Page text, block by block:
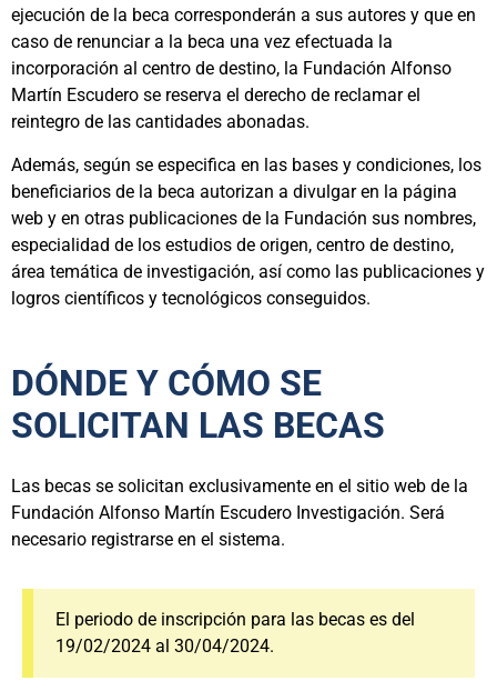
ejecución de la beca corresponderán a sus autores y que en
caso de renunciar a la beca una vez efectuada la
incorporación al centro de destino, la Fundación Alfonso
Martín Escudero se reserva el derecho de reclamar el
reintegro de las cantidades abonadas.
Además, según se especifica en las bases y condiciones, los
beneficiarios de la beca autorizan a divulgar en la página
web y en otras publicaciones de la Fundación sus nombres,
especialidad de los estudios de origen, centro de destino,
área temática de investigación, así como las publicaciones y
logros científicos y tecnológicos conseguidos.
DÓNDE Y CÓMO SE
SOLICITAN LAS BECAS
Las becas se solicitan exclusivamente en el sitio web de la
Fundación Alfonso Martín Escudero Investigación. Será
necesario registrarse en el sistema.
El periodo de inscripción para las becas es del
19/02/2024 al 30/04/2024.